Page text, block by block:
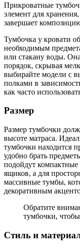
Прикроватные
элемент для
завершает
Тумбочка у кровати
необходимым
или стакану воды.
порядок, скрывая
выбирайте модели с
полками в
как часто
Размер
Размер тумбочки
высоте матраса.
тумбочки находится
удобно брать
подойдут
ящиков, а для
массивные тумбы,
декоративным
Обратите
тумбочки,
Стиль и